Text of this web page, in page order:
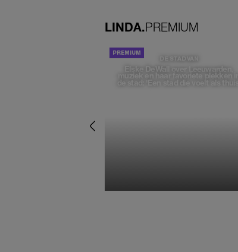
LINDA.PREMIUM
DE STAD VAN
Elske DeWall over Leeuwarden,
muziek en haar favoriete plekken in
de stad: 'Een stad die voelt als thuis'